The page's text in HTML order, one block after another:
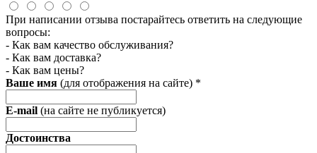
При написании отзыва постарайтесь ответить на следующие
вопросы:
- Как вам качество обслуживания?
- Как вам доставка?
- Как вам цены?
Ваше имя (для отображения на сайте) *
E-mail (на сайте не публикуется)
Достоинства